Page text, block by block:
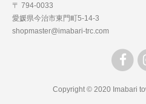
〒 794-0033
愛媛県今治市東門町5-14-3
shopmaster@imabari-trc.com
Copyright © 2020 Imabari